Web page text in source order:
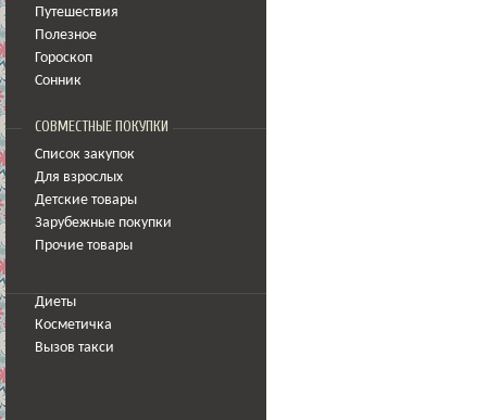
Путешествия
Полезное
Гороскоп
Сонник
СОВМЕСТНЫЕ ПОКУПКИ
Список закупок
Для взрослых
Детские товары
Зарубежные покупки
Прочие товары
Диеты
Косметичка
Вызов такси